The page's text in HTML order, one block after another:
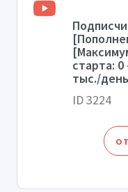
старта:
тыс./
ID 3224